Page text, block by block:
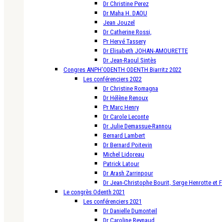
Dr Christine Perez
Dr Maha H. DAOU
Jean Jouzel
Dr Catherine Rossi,
Pr Hervé Tassery
Dr Elisabeth JOHAN-AMOURETTE
Dr Jean-Raoul Sintès
Congres ANPH’ODENTH ODENTH Biarritz 2022
Les conférenciers 2022
Dr Christine Romagna
Dr Hélène Renoux
Pr Marc Henry
Dr Carole Leconte
Dr Julie Demassue-Rannou
Bernard Lambert
Dr Bernard Poitevin
Michel Lidoreau
Patrick Latour
Dr Arash Zarrinpour
Dr Jean-Christophe Bourit, Serge Henrotte et
Le congrès Odenth 2021
Les conférenciers 2021
Dr Danielle Dumonteil
Dr Caroline Reynaud